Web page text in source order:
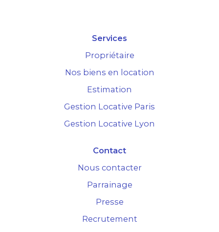
Services
Propriétaire
Nos biens en location
Estimation
Gestion Locative Paris
Gestion Locative Lyon
Contact
Nous contacter
Parrainage
Presse
Recrutement